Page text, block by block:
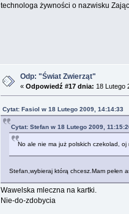
technologa żywności o nazwisku
Odp: "Świat Zwierząt"
«Odpowiedź #17 dnia: 18 Lutego
Cytat: Fasiol w 18 Lutego 2009, 14:14:33
Cytat: Stefan w 18 Lutego 2009,
No ale nie ma już polskich czekolad, oj
Stefan,wybieraj którą chcesz.Mam pełen
Wawelska mleczna na kartki.
Nie-do-zdobycia